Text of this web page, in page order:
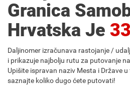
Granica
Hrvatska Je
Daljinomer izračunava rastojanje /
i prikazuje najbolju rutu za putovanje
Upišite ispravan naziv Mesta i Države
saznajte koliko dugo ćete putovati!